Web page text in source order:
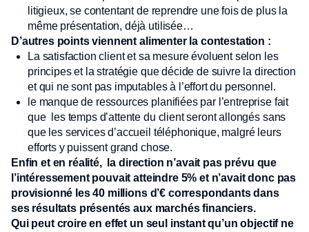
litigieux, se contentant de reprendre une fois de plus la
même présentation, déjà utilisée…
D’autres points viennent alimenter la contestation :
La satisfaction client et sa mesure évoluent selon les
principes et la stratégie que décide de suivre la direction
et qui ne sont pas imputables à l’effort du personnel.
le manque de ressources planifiées par l’entreprise fait
que les temps d’attente du client seront allongés sans
que les services d’accueil téléphonique, malgré leurs
efforts y puissent grand chose.
Enfin et en réalité, la direction n’avait pas prévu que
l’intéressement pouvait atteindre 5% et n’avait donc pas
provisionné les 40 millions d’€ correspondants dans
ses résultats présentés aux marchés financiers.
Qui peut croire en effet un seul instant qu’un objectif ne